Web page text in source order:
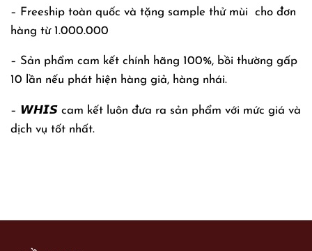
– Freeship toàn quốc và tặng sample thử mùi
cho đơn
hàng từ 1.000.000
– Sản phẩm cam kết chính hãng 100%, bồi thường gấp
10 lần nếu phát hiện hàng giả, hàng nhái.
– 𝙒𝙃𝙄𝙎 cam kết luôn đưa ra sản phẩm với mức giá và
dịch vụ tốt nhất.